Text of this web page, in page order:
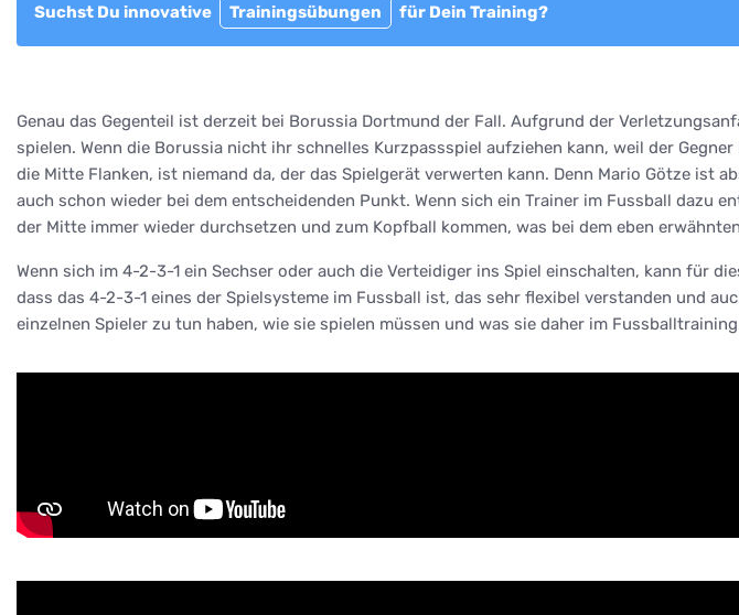
Suchst Du innovative Trainingsübungen für Dein Training?
Genau das Gegenteil ist derzeit bei Borussia Dortmund der Fall. Aufgrund der
spielen. Wenn die Borussia nicht ihr schnelles Kurzpassspiel aufziehen kann, weil der
die Mitte Flanken, ist niemand da, der das Spielgerät verwerten kann. Denn Mario Götze
auch schon wieder bei dem entscheidenden Punkt. Wenn sich ein Trainer im Fussball dazu
der Mitte immer wieder durchsetzen und zum Kopfball kommen, was bei dem eben
Wenn sich im 4-2-3-1 ein Sechser oder auch die Verteidiger ins Spiel einschalten, kann für
dass das 4-2-3-1 eines der Spielsysteme im Fussball ist, das sehr flexibel verstanden und
einzelnen Spieler zu tun haben, wie sie spielen müssen und was sie daher im